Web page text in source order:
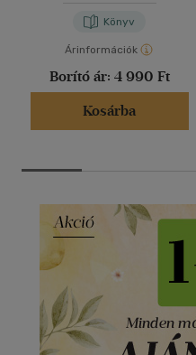
Könyv
Árinformációk
Borító ár: 4 990 Ft
Kosárba